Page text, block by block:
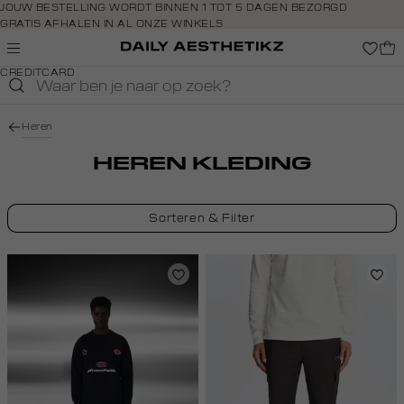
Navigeer
direct naar
de
Open de
direct
JOUW BESTELLING WORDT BINNEN 1 TOT 5 DAGEN BEZORGD
GRATIS AFHALEN IN AL ONZE WINKELS
GRATIS RETOURNEREN BINNEN 14 DAGEN IN DE WINKEL
BETAAL ZOALS JIJ WILT: O.A. BANCONTACT, RIVERTY, APPLE PAY &
CREDITCARD
Heren
HEREN KLEDING
Sorteren & Filter